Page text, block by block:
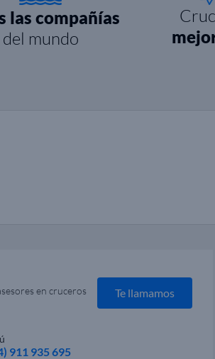
las compañías
del mundo
en cruceros
Te llamamos
911 935 695